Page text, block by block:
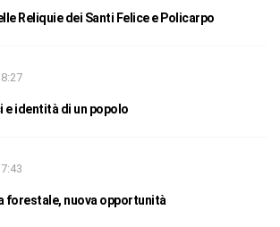
Reliquie dei Santi Felice e Policarpo
e identità di un popolo
forestale, nuova opportunità